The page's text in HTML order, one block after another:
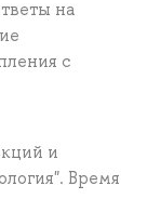
на
с
и
Время